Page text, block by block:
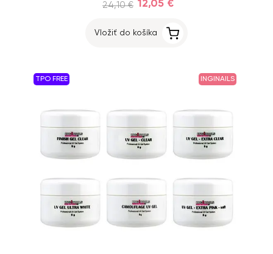
24,10 € 12,05 €
Vložiť do košíka
TPO FREE INGINAILS